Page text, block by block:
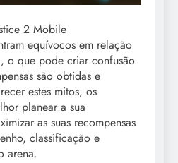
2 Mobile
equívocos em relação
o que pode criar confusão
são obtidas e
estes mitos, os
planear a sua
as suas recompensas
classificação e
arena.